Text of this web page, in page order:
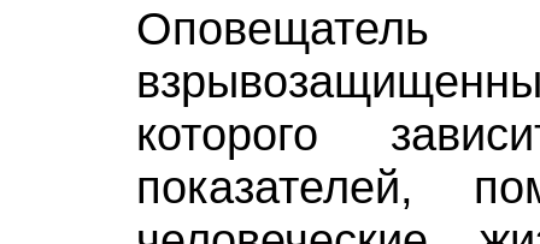
Оповещатель
которого
показателей,